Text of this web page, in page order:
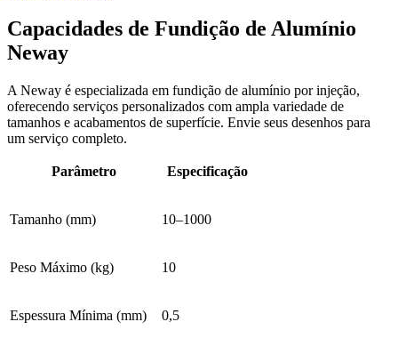
Capacidades de Fundição de Alumínio
Neway
A Neway é especializada em fundição de alumínio por injeção,
oferecendo serviços personalizados com ampla variedade de
tamanhos e acabamentos de superfície. Envie seus desenhos para
um serviço completo.
Parâmetro Especificação
Tamanho (mm) 10–1000
Peso Máximo (kg) 10
Espessura Mínima (mm) 0,5